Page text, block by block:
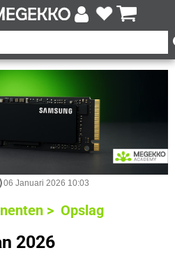
06 Januari 2026 10:03
> Opslag
2026